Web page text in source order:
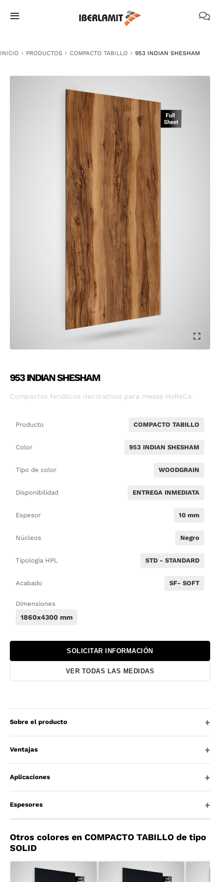
Toggle
NOSOTROS
DOCUMENTACIÓN TÉCNICA
MEDIO AMBIENTE
INICIO PRODUCTOS COMPACTO TABILLO 953 INDIAN SHESHAM
953 INDIAN SHESHAM
Compactos fenólicos decorativos para mesas HoReCa.
Producto COMPACTO TABILLO
Color 953 INDIAN SHESHAM
Tipo de color WOODGRAIN
Disponibilidad ENTREGA INMEDIATA
Espesor 10 mm
Núcleos Negro
Tipología HPL STD - STANDARD
Acabado SF- SOFT
Dimensiones
1860x4300 mm
SOLICITAR INFORMACIÓN
VER TODAS LAS MEDIDAS
Sobre el producto
Ventajas
Aplicaciones
Espesores
Otros colores en COMPACTO TABILLO de tipo
SOLID